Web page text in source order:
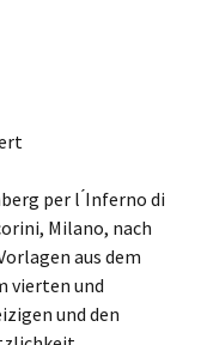
per l ́Inferno di
Milano, nach
aus dem
vierten und
und den